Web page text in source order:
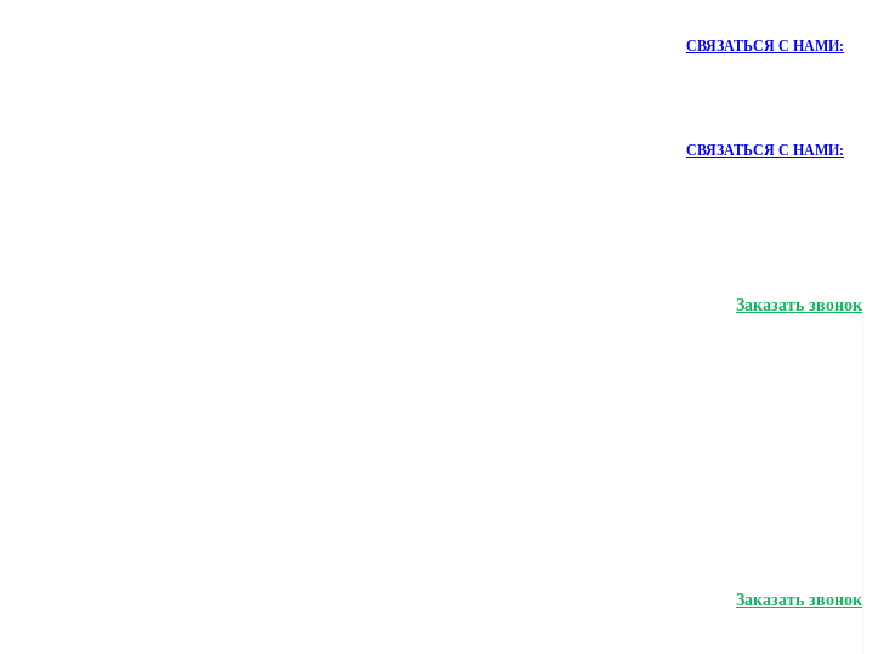
СВЯЗАТЬСЯ С НАМИ:
СВЯЗАТЬСЯ С НАМИ:
Заказать звонок
Заказать звонок